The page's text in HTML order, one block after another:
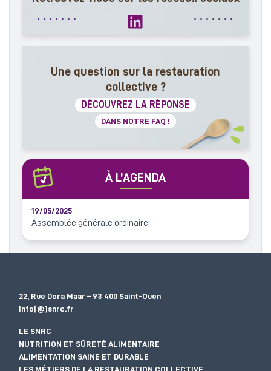
Une question sur la restauration
collective ?
DÉCOUVREZ LA RÉPONSE
DANS NOTRE FAQ !
À L’AGENDA
19/05/2025
Assemblée générale ordinaire
22, Rue Dora Maar – 93 400 Saint-Ouen
info[@]snrc.fr
LE SNRC
NUTRITION ET SÛRETÉ ALIMENTAIRE
ALIMENTATION SAINE ET DURABLE
LES MÉTIERS DE LA RESTAURATION COLLECTIVE